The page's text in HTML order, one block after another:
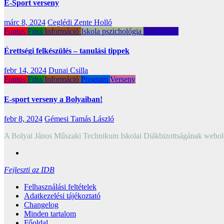
E-Sport verseny
márc 8, 2024 Ceglédi Zente Holló
Fontos Friss Információ Iskola pszichológia Közérdekű
Érettségi felkészülés – tanulási tippek
febr 14, 2024 Dunai Csilla
Fontos Friss Információ Program Verseny
E-sport verseny a Bolyaiban!
febr 8, 2024 Gémesi Tamás László
A Bolyai János Műszaki Technikum Iskolai Diákbizottságának
Fejleszti az IDB
Felhasználási feltételek
Adatkezelési tájékoztató
Changelog
Minden tartalom